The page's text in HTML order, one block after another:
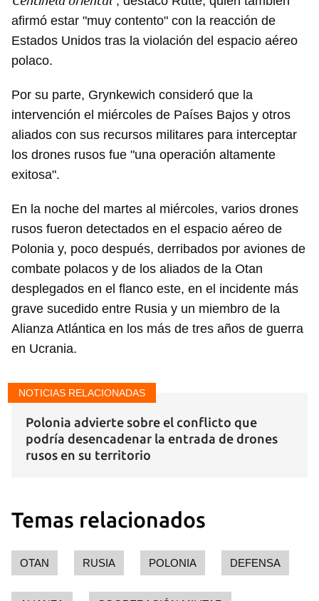
Guardar como favorito
Para poder guardar como favorito, primero has de
iniciar sesión con tu cuenta de 14ymedio.
INICIAR SESIÓN CANCELAR
afirmó estar "muy contento" con la reacción de
Estados Unidos tras la violación del espacio aéreo
polaco.
Por su parte, Grynkewich consideró que la
intervención el miércoles de Países Bajos y otros
aliados con sus recursos militares para interceptar
los drones rusos fue "una operación altamente
exitosa".
En la noche del martes al miércoles, varios drones
rusos fueron detectados en el espacio aéreo de
Polonia y, poco después, derribados por aviones de
combate polacos y de los aliados de la Otan
desplegados en el flanco este, en el incidente más
grave sucedido entre Rusia y un miembro de la
Alianza Atlántica en los más de tres años de guerra
en Ucrania.
NOTICIAS RELACIONADAS
Polonia advierte sobre el conflicto que
podría desencadenar la entrada de drones
rusos en su territorio
Temas relacionados
OTAN RUSIA POLONIA DEFENSA